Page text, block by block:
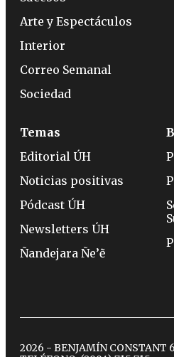
Arte y Espectáculos
Interior
Correo Semanal
Sociedad
Temas
Editorial ÚH
Noticias positivas
Pódcast ÚH
Newsletters ÚH
Ñandejara Ñe’ẽ
2026 - BENJAMÍN CONSTANT